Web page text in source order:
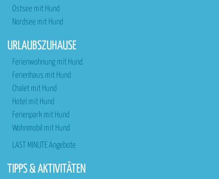
Ostsee mit Hund
Nordsee mit Hund
URLAUBSZUHAUSE
Ferienwohnung mit Hund
Ferienhaus mit Hund
Chalet mit Hund
Hotel mit Hund
Ferienpark mit Hund
Wohnmobil mit Hund
LAST MINUTE Angebote
TIPPS & AKTIVITÄTEN